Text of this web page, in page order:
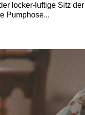
locker-luftige Sitz
Pumphose...